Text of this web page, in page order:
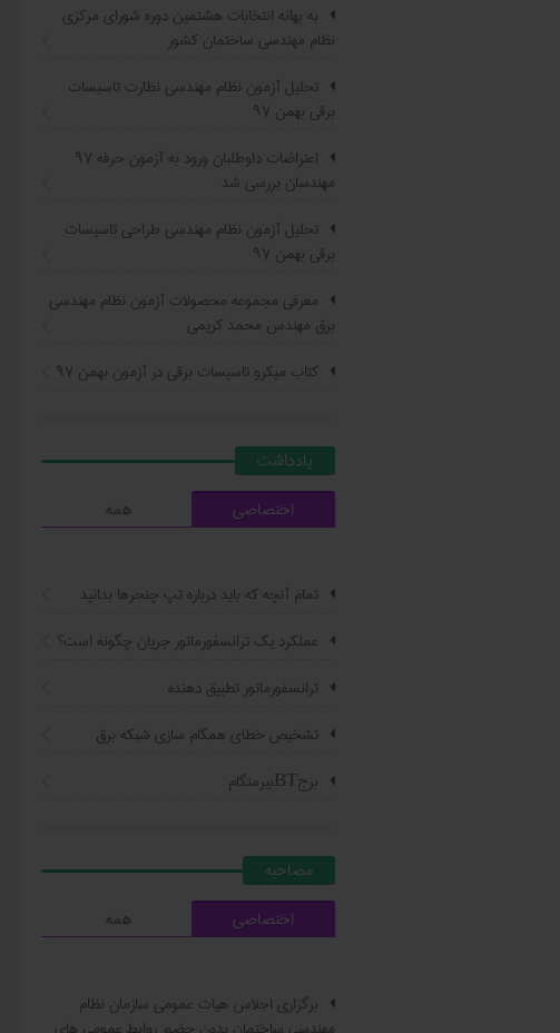
به بهانه انتخابات هشتمین دوره شورای مرکزی
نظام مهندسی ساختمان کشور
تحلیل آزمون نظام مهندسی نظارت تاسیسات
برقی بهمن ۹۷
اعتراضات داوطلبان ورود به آزمون حرفه ٩٧
مهندسان بررسی شد
تحلیل آزمون نظام مهندسی طراحی تاسیسات
برقی بهمن ۹۷
معرفی مجموعه محصولات آزمون نظام مهندسی
برق مهندس محمد کریمی
کتاب ميکرو تاسيسات برقي در آزمون بهمن ۹۷
يادداشت
اختصاصی
همه
تمام آنچه که باید درباره تپ چنجرها بدانید
عملکرد یک ترانسفورماتور جریان چگونه است؟
ترانسفورماتور تطبیق دهنده
تشخیص خطای همگام سازی شبکه برق
برجBTبیرمنگام
مصاحبه
اختصاصی
همه
برگزاری اجلاس هیات عمومی سازمان نظام